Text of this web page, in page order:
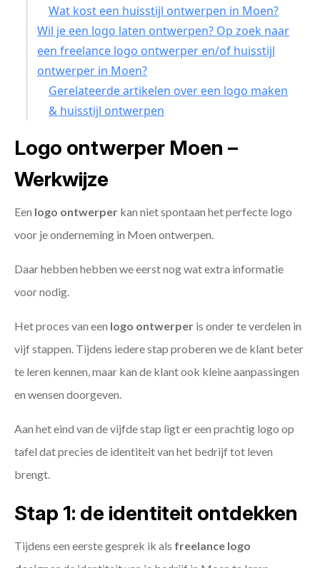
Wat kost een huisstijl ontwerpen in Moen?
Wil je een logo laten ontwerpen? Op zoek naar
een freelance logo ontwerper en/of huisstijl
ontwerper in Moen?
Gerelateerde artikelen over een logo maken
& huisstijl ontwerpen
Logo ontwerper Moen –
Werkwijze
Een logo ontwerper kan niet spontaan het perfecte logo
voor je onderneming in Moen ontwerpen.
Daar hebben hebben we eerst nog wat extra informatie
voor nodig.
Het proces van een logo ontwerper is onder te verdelen in
vijf stappen. Tijdens iedere stap proberen we de klant beter
te leren kennen, maar kan de klant ook kleine aanpassingen
en wensen doorgeven.
Aan het eind van de vijfde stap ligt er een prachtig logo op
tafel dat precies de identiteit van het bedrijf tot leven
brengt.
Stap 1: de identiteit ontdekken
Tijdens een eerste gesprek ik als freelance logo